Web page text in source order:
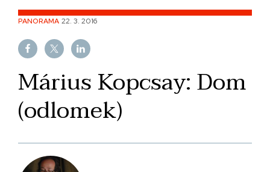
content
PANORAMA 22. 3. 2016
Márius Kopcsay: Dom
(odlomek)